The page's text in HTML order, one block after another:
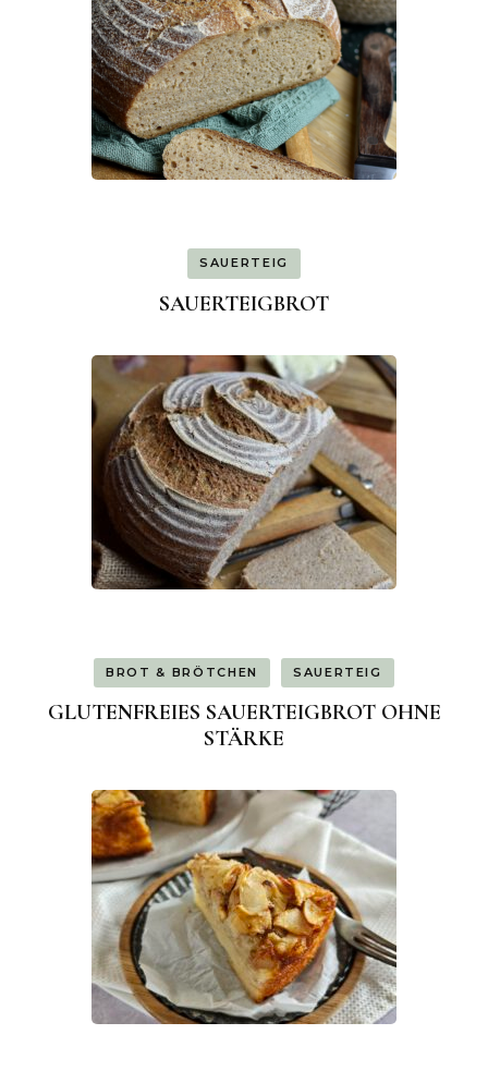
SAUERTEIG
SAUERTEIGBROT
BROT & BRÖTCHEN SAUERTEIG
GLUTENFREIES SAUERTEIGBROT OHNE
STÄRKE